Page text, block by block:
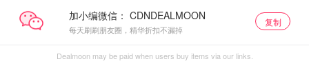
加小编微信：
每天刷刷朋友圈，精华折扣不漏掉
复制
Dealmoon may be paid when users buy items via our links.